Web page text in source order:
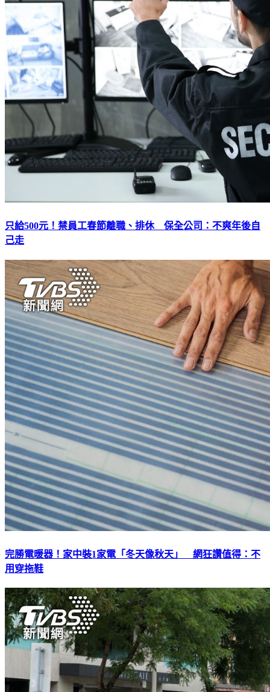
只給500元！禁員工春節離職、排休 保全公司：不爽年後自
己走
完勝電暖器！家中裝1家電「冬天像秋天」 網狂讚值得：不
用穿拖鞋